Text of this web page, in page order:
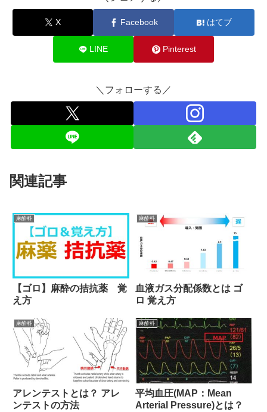
X Facebook はてブ
LINE Pinterest
＼フォローする／
関連記事
麻酔科
【ゴロ】麻酔の拮抗薬 覚
え方
麻酔科
血液ガス分配係数とは ゴ
ロ 覚え方
麻酔科
アレンテストとは？ アレ
ンテストの方法
麻酔科
平均血圧(MAP：Mean
Arterial Pressure)とは？